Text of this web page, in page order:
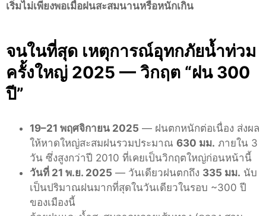
เริ่มไม่เพียงพอเมื่อฝนสะสมนานหรือหนักเกิน
จนในที่สุด เหตุการณ์อุทกภัยน้ำท่วม
ครั้งใหญ่ 2025 — วิกฤต “ฝน 300
ปี”
19–21 พฤศจิกายน 2025 — ฝนตกหนักต่อเนื่อง ส่งผล
ให้หาดใหญ่สะสมฝนรวมประมาณ 630 มม. ภายใน 3
วัน ซึ่งสูงกว่าปี 2010 ที่เคยเป็นวิกฤตใหญ่ก่อนหน้านี้
วันที่ 21 พ.ย. 2025 — วันเดียวฝนตกถึง 335 มม. นับ
เป็นปริมาณฝนมากที่สุดในวันเดียวในรอบ ~300 ปี
ของเมืองนี้